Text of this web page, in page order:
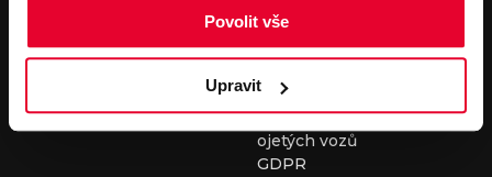
Povolit vše
Upravit
vozidel
Všeobecné obchodní
podmínky pro provádění
servisních prací
Všeobecné obchodní
podmínky při nákupu
ojetých vozů
GDPR